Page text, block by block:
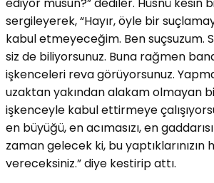
sergileyerek, “Hayır, öyle bir
kabul etmeyeceğim. Ben suçsuzum.
siz de biliyorsunuz. Buna rağmen
işkenceleri reva görüyorsunuz.
uzaktan yakından alakam olmayan
işkenceyle kabul ettirmeye
en büyüğü, en acımasızı, en
zaman gelecek ki, bu yaptıklarınızın
vereceksiniz.” diye kestirip attı.